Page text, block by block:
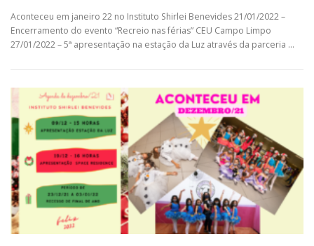
Aconteceu em janeiro 22 no Instituto Shirlei Benevides 21/01/2022 –
Encerramento do evento “Recreio nas férias” CEU Campo Limpo
27/01/2022 – 5ª apresentação na estação da Luz através da parceria …